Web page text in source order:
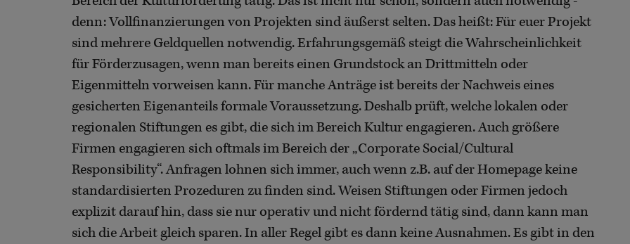
denn: Vollfinanzierungen von Projekten sind äußerst selten. Das heißt: Für euer Projekt
sind mehrere Geldquellen notwendig. Erfahrungsgemäß steigt die Wahrscheinlichkeit
für Förderzusagen, wenn man bereits einen Grundstock an Drittmitteln oder
Eigenmitteln vorweisen kann. Für manche Anträge ist bereits der Nachweis eines
gesicherten Eigenanteils formale Voraussetzung. Deshalb prüft, welche lokalen oder
regionalen Stiftungen es gibt, die sich im Bereich Kultur engagieren. Auch größere
Firmen engagieren sich oftmals im Bereich der „Corporate Social/Cultural
Responsibility“. Anfragen lohnen sich immer, auch wenn z.B. auf der Homepage keine
standardisierten Prozeduren zu finden sind. Weisen Stiftungen oder Firmen jedoch
explizit darauf hin, dass sie nur operativ und nicht fördernd tätig sind, dann kann man
sich die Arbeit gleich sparen. In aller Regel gibt es dann keine Ausnahmen. Es gibt in den